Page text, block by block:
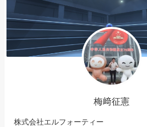
梅﨑征憲
株式会社エルフォーティー